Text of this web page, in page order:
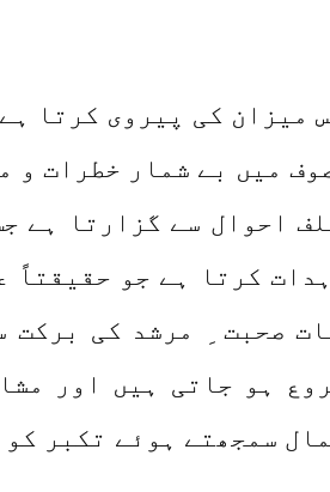
میزان کی پیروی کرتا
میں بے شمار خطرات و
احوال سے گزارتا ہے
کرتا ہے جو حقیقتاً
صحبت ِ مرشد کی برکت
ہو جاتی ہیں اور
سمجھتے ہوئے تکبر کو